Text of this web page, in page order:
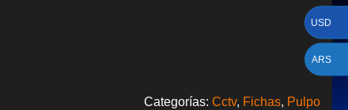
Categorías: Cctv, Fichas, Pulpo
USD
ARS